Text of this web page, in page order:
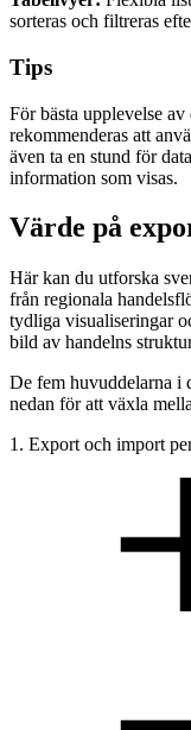
sorteras och filtreras
Tips
För bästa upplevelse
rekommenderas att
även ta en stund för
information som visas.
Värde på
Här kan du utforska
från regionala
tydliga visualiseringar
bild av handelns
De fem huvuddelarna i
nedan för att växla
1. Export och import